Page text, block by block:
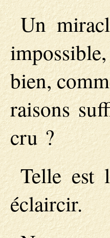
Un
bien,
raisons
cru ?
Telle est
éclaircir.